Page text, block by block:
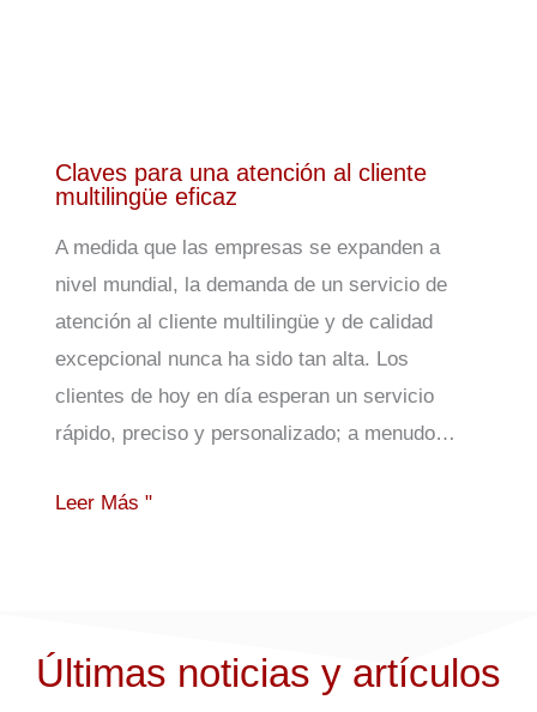
Claves para una atención al cliente
multilingüe eficaz
A medida que las empresas se expanden a
nivel mundial, la demanda de un servicio de
atención al cliente multilingüe y de calidad
excepcional nunca ha sido tan alta. Los
clientes de hoy en día esperan un servicio
rápido, preciso y personalizado; a menudo…
Leer Más "
Últimas noticias y artículos